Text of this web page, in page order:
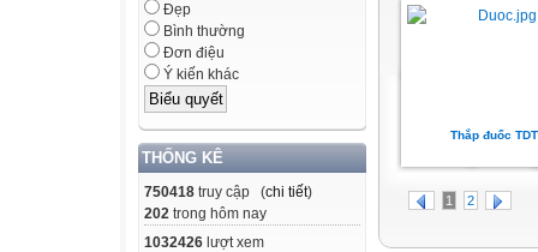
Đẹp
Bình thường
Đơn điệu
Ý kiến khác
THỐNG KÊ
750418 truy cập (chi tiết)
202 trong hôm nay
1032426 lượt xem
Thắp đuốc
1 2